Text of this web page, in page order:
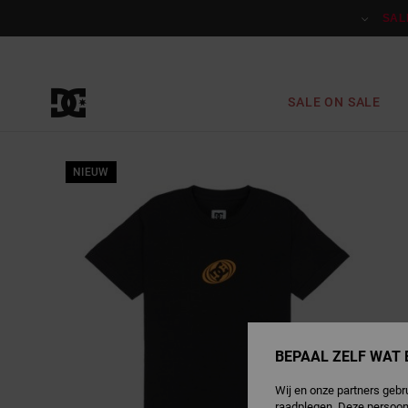
SALE ON SALE
NIEUW
BEPAAL ZELF WAT
Wij en onze partners